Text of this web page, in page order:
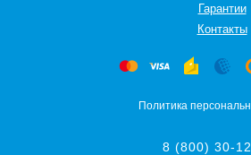
Гарантии
Контакты
Политика
8 (800) 30-